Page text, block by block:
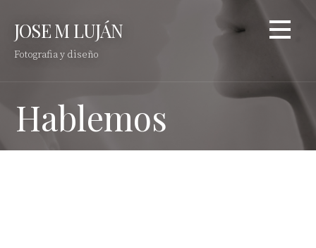
contenido
JOSE M LUJÁN
Fotografia y diseño
Hablemos